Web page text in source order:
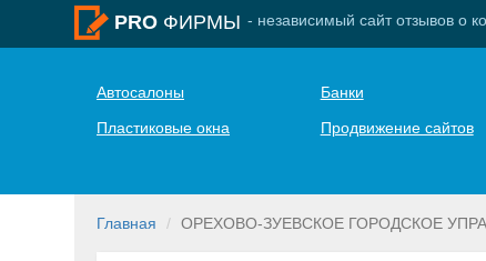
PRO ФИРМЫ - независимый сайт отзывов о
Автосалоны Банки
Пластиковые окна
Продвижение сайтов
Главная ОРЕХОВО-ЗУЕВСКОЕ ГОРОДСКОЕ